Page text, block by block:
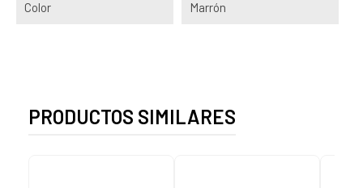
Color Marrón
PRODUCTOS SIMILARES